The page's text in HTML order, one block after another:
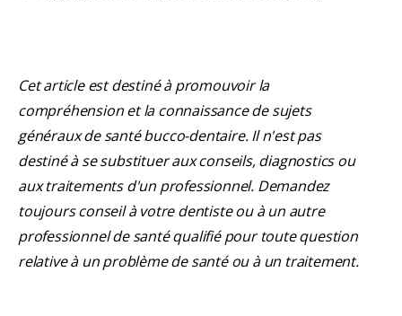
Cet article est destiné à promouvoir la
compréhension et la connaissance de sujets
généraux de santé bucco-dentaire. Il n'est pas
destiné à se substituer aux conseils, diagnostics ou
aux traitements d'un professionnel. Demandez
toujours conseil à votre dentiste ou à un autre
professionnel de santé qualifié pour toute question
relative à un problème de santé ou à un traitement.